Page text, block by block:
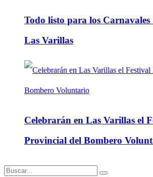
Todo listo para los Carnavales
Las Varillas
Celebrarán en Las Varillas el
Provincial del Bombero